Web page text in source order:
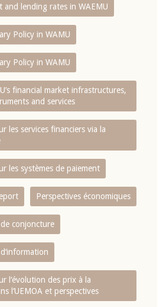
and lending rates in WAEMU
Policy in WAMU
Policy in WAMU
financial market infrastructures,
and services
les services financiers via la
les systèmes de paiement
Perspectives économiques
conjoncture
l‘évolution des prix à la
l‘UEMOA et perspectives